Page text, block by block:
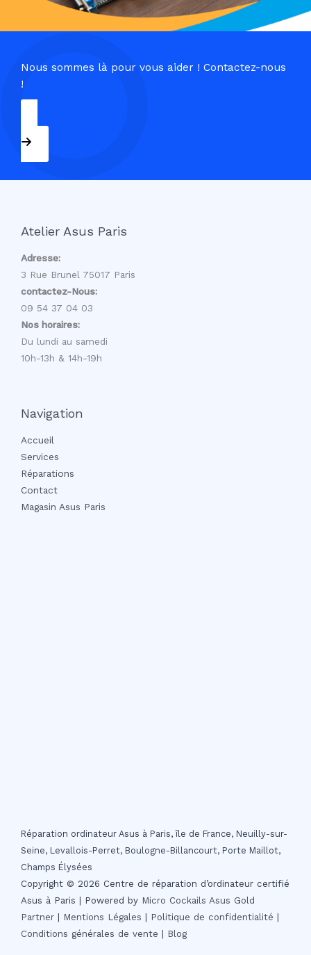
Nous sommes là pour vous aider ! Contactez-nous
!
09 54 37 04 03
Atelier Asus Paris
Adresse:
3 Rue Brunel 75017 Paris
contactez-Nous:
09 54 37 04 03
Nos horaires:
Du lundi au samedi
10h-13h & 14h-19h
Navigation
Accueil
Services
Réparations
Contact
Magasin Asus Paris
Réparation ordinateur Asus à Paris, île de France, Neuilly-sur-
Seine, Levallois-Perret, Boulogne-Billancourt, Porte Maillot,
Champs Élysées
Copyright © 2026 Centre de réparation d’ordinateur certifié
Asus à Paris | Powered by Micro Cockails Asus Gold
Partner | Mentions Légales | Politique de confidentialité |
Conditions générales de vente | Blog